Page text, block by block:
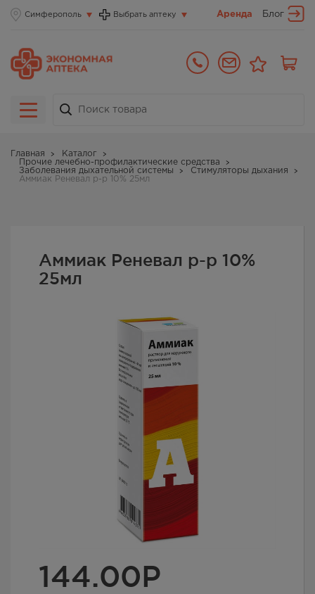
Симферополь Выбрать аптеку Аренда Блог
Главная
Каталог
Прочие лечебно-профилактические средства
Заболевания дыхательной системы
Стимуляторы дыхания
Аммиак Реневал р-р 10% 25мл
Аммиак Реневал р-р 10%
25мл
144.00Р